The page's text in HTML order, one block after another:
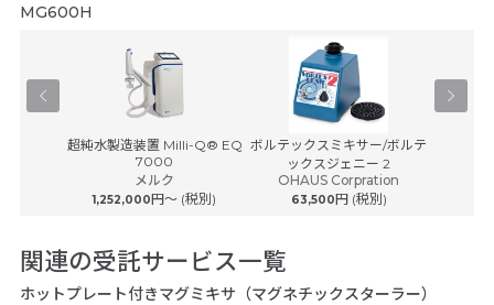
MG600H
超純水製造装置 Milli-Q® EQ
7000
メルク
1,252,000円〜 (税別)
ボルテックスミキサー/ボルテ
ックスジェニー 2
OHAUS Corpration
63,500円 (税別)
関連の受託サービス一覧
ホットプレート付きマグミキサ（マグネチックスターラー）